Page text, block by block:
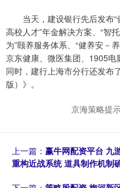
当天，建设银行先后发布“
高校人才”年金解决方案、“智
为”颐养服务体系、“健养安－
京东健康、微医集团、1905电
同时，建行上海市分行还发布
版）》。
京海策略提
上一篇： 赢牛网配资平台 九
重构近战系统 道具制作机制